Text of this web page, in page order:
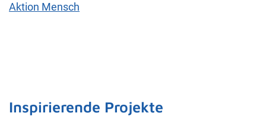
Aktion Mensch
Inspirierende Projekte